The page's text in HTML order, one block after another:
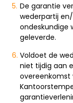
De garantie
wederpartij
ondeskundige
geleverde.
Voldoet de
niet tijdig aan
overeenkomst